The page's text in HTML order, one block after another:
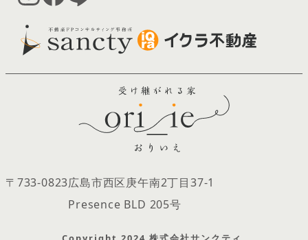
〒733-0823広島市西区庚午南2丁目37‐1
Presence BLD 205号